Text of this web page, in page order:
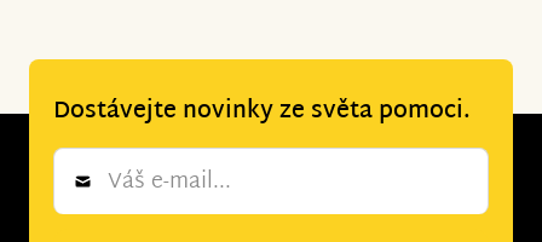
Dostávejte novinky ze světa pomoci.
Newsletter